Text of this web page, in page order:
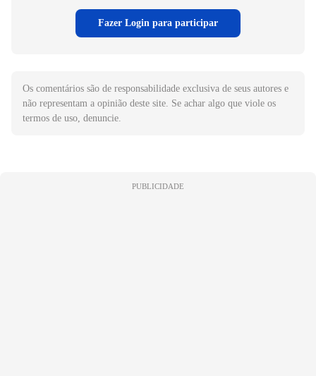
Fazer Login para participar
Os comentários são de responsabilidade exclusiva de seus autores e
não representam a opinião deste site. Se achar algo que viole os
termos de uso, denuncie.
PUBLICIDADE